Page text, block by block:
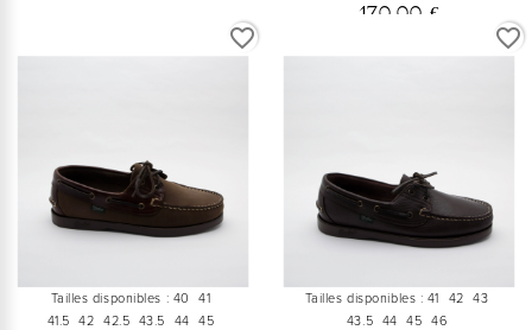
170,00 €
Tailles disponibles : 40 41
41.5 42 42.5 43.5 44 45
favorite_border
Tailles disponibles : 41 42 43
43.5 44 45 46
favorite_border